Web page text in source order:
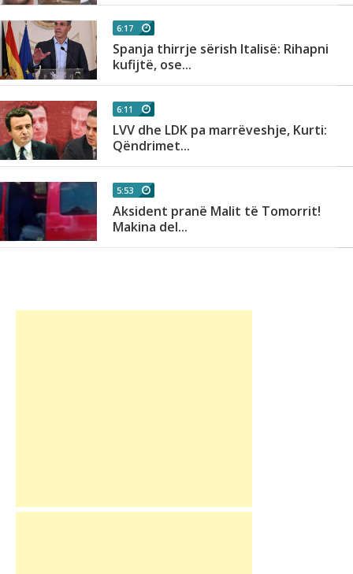
6:17
Spanja thirrje sërish Italisë: Rihapni
kufijtë, ose...
6:11
LVV dhe LDK pa marrëveshje, Kurti:
Qëndrimet...
5:53
Aksident pranë Malit të Tomorrit!
Makina del...